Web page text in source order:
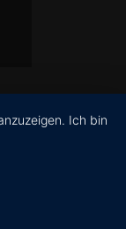
Ich bin